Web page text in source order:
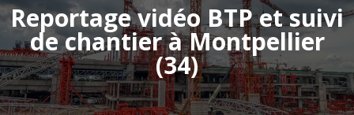
Reportage vidéo BTP et suivi
de chantier à Montpellier
(34)